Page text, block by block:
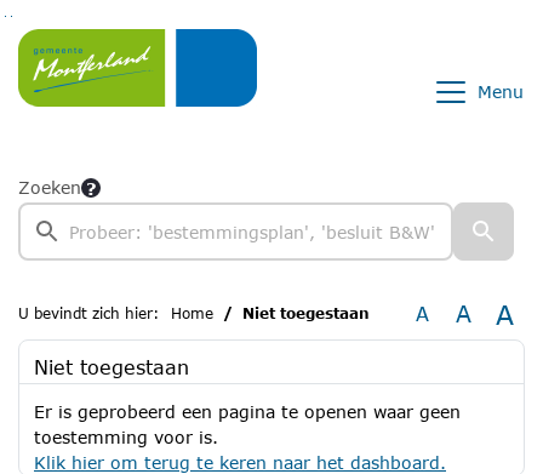
Ga naar de inhoud van deze pagina
Ga naar het zoeken
Ga naar het menu
Menu
Zoeken
U bevindt zich hier: Home Niet toegestaan A A A
Niet toegestaan
Er is geprobeerd een pagina te openen waar geen
toestemming voor is.
Klik hier om terug te keren naar het dashboard.